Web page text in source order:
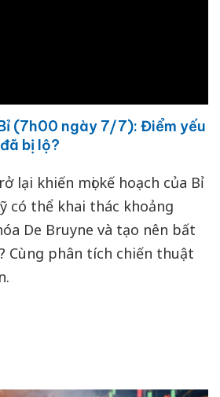
(7h00 ngày 7/7): Điểm yếu
bị lộ?
lại khiến mọi kế hoạch của Bỉ
có thể khai thác khoảng
De Bruyne và tạo nên bất
Cùng phân tích chiến thuật